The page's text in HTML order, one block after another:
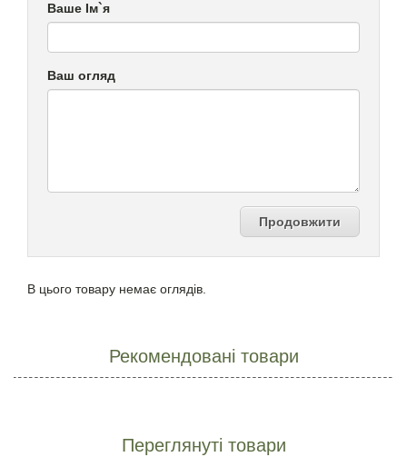
Ваше Ім`я
Ваш огляд
Продовжити
В цього товару немає оглядів.
Рекомендовані товари
Переглянуті товари